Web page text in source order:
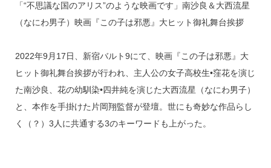
e
a
d
s
e
n
a
e
c
e
b
o
o
k
「“不思議な国のアリス”のような映画です」南沙良＆大西流星
（なにわ男子）映画『この子は邪悪』大ヒット御礼舞台挨拶
2022年9月17日、新宿バルト9にて、映画『この子は邪悪』大
ヒット御礼舞台挨拶が行われ、主人公の女子高校生•窪花を演じ
た南沙良、花の幼馴染•四井純を演じた大西流星（なにわ男子）
と、本作を手掛けた片岡翔監督が登壇。世にも奇妙な作品らし
く（？）3人に共通する3のキーワードも上がった。